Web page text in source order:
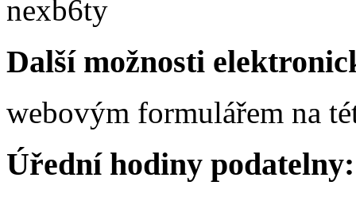
nexb6ty
Další možnosti
webovým formulářem na
Úřední hodiny podatelny: